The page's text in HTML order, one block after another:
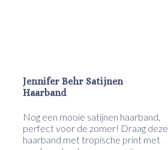
Jennifer Behr Satijnen
Haarband
Nog een mooie satijnen haarband,
perfect voor de zomer! Draag deze
haarband met tropische print met